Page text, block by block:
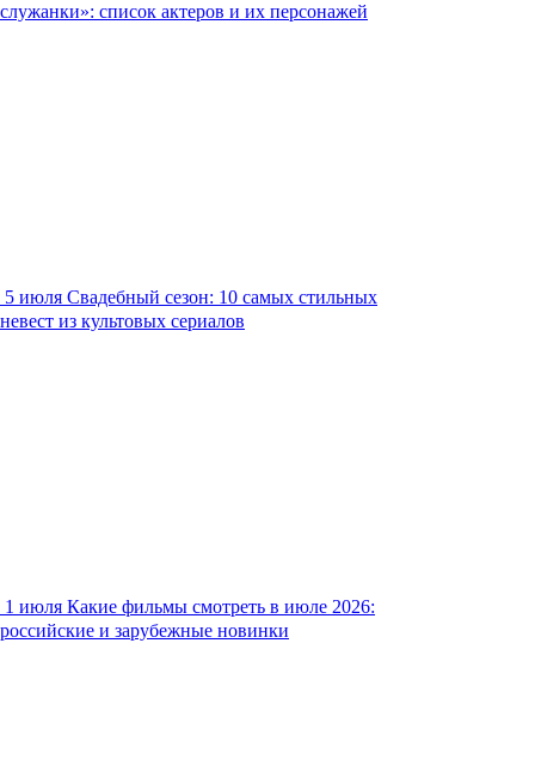
служанки»: список актеров и их персонажей
5 июля Свадебный сезон: 10 самых стильных
невест из культовых сериалов
1 июля Какие фильмы смотреть в июле 2026:
российские и зарубежные новинки